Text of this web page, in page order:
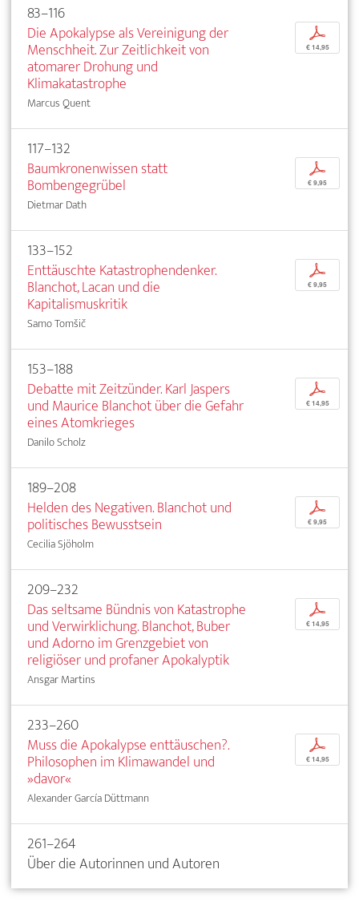
83–116
Die Apokalypse als Vereinigung der
Menschheit. Zur Zeitlichkeit von
atomarer Drohung und
Klimakatastrophe
Marcus Quent
p
€ 14,95
117–132
Baumkronenwissen statt
Bombengegrübel
Dietmar Dath
p
€ 9,95
133–152
Enttäuschte Katastrophendenker.
Blanchot, Lacan und die
Kapitalismuskritik
Samo Tomšič
p
€ 9,95
153–188
Debatte mit Zeitzünder. Karl Jaspers
und Maurice Blanchot über die Gefahr
eines Atomkrieges
Danilo Scholz
p
€ 14,95
189–208
Helden des Negativen. Blanchot und
politisches Bewusstsein
Cecilia Sjöholm
p
€ 9,95
209–232
Das seltsame Bündnis von Katastrophe
und Verwirklichung. Blanchot, Buber
und Adorno im Grenzgebiet von
religiöser und profaner Apokalyptik
Ansgar Martins
p
€ 14,95
233–260
Muss die Apokalypse enttäuschen?.
Philosophen im Klimawandel und
»davor«
Alexander García Düttmann
p
€ 14,95
261–264
Über die Autorinnen und Autoren